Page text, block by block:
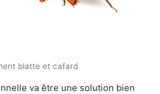
blatte et cafard
va être une solution bien